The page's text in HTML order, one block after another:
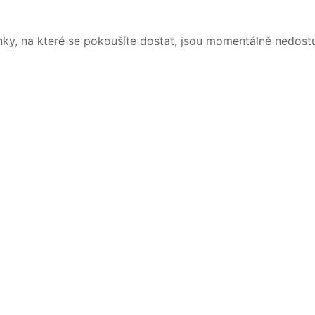
na které se pokoušíte dostat, jsou momentálně